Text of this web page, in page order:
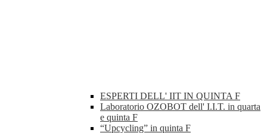
ESPERTI DELL' IIT IN QUINTA F
Laboratorio OZOBOT dell' I.I.T. in quarta
e quinta F
“Upcycling” in quinta F